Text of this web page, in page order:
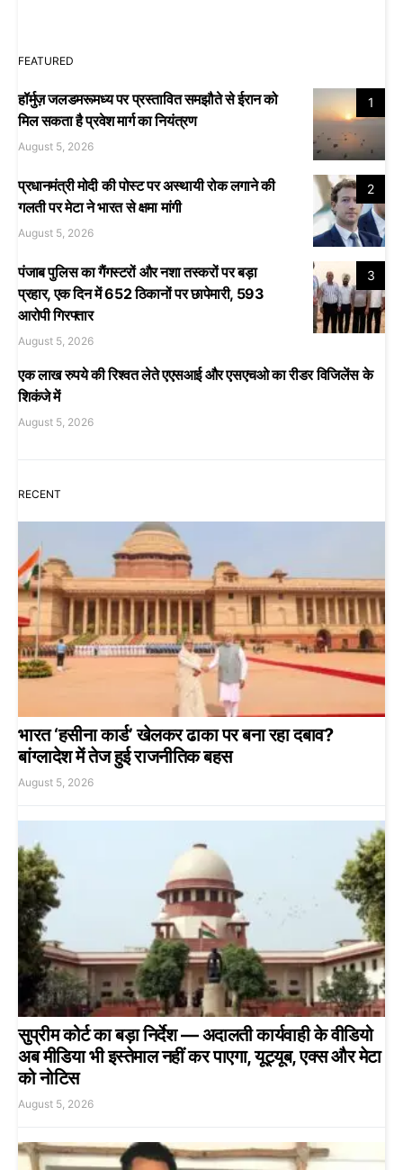
FEATURED
1
हॉर्मुज़ जलडमरूमध्य पर प्रस्तावित समझौते से ईरान को
मिल सकता है प्रवेश मार्ग का नियंत्रण
August 5, 2026
2
प्रधानमंत्री मोदी की पोस्ट पर अस्थायी रोक लगाने की
गलती पर मेटा ने भारत से क्षमा मांगी
August 5, 2026
3
पंजाब पुलिस का गैंगस्टरों और नशा तस्करों पर बड़ा
प्रहार, एक दिन में 652 ठिकानों पर छापेमारी, 593
आरोपी गिरफ्तार
August 5, 2026
एक लाख रुपये की रिश्वत लेते एएसआई और एसएचओ का रीडर विजिलेंस के
शिकंजे में
August 5, 2026
RECENT
भारत ‘हसीना कार्ड’ खेलकर ढाका पर बना रहा दबाव?
बांग्लादेश में तेज हुई राजनीतिक बहस
August 5, 2026
सुप्रीम कोर्ट का बड़ा निर्देश — अदालती कार्यवाही के वीडियो
अब मीडिया भी इस्तेमाल नहीं कर पाएगा, यूट्यूब, एक्स और मेटा
को नोटिस
August 5, 2026